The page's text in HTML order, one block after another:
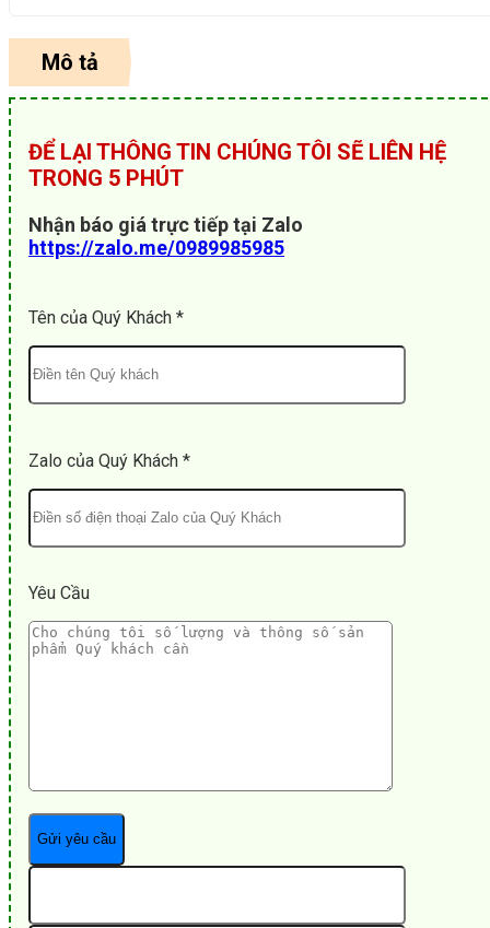
Mô tả
ĐỂ LẠI THÔNG TIN CHÚNG TÔI SẼ LIÊN HỆ
TRONG 5 PHÚT
Nhận báo giá trực tiếp tại Zalo
https://zalo.me/0989985985
Tên của Quý Khách *
Zalo của Quý Khách *
Yêu Cầu